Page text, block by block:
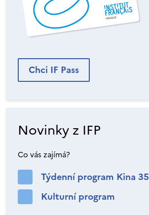
Chci IF Pass
Novinky z IFP
Co vás zajímá?
Týdenní program Kina 35
Kulturní program